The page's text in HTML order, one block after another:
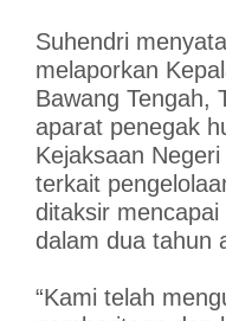
Suhendri
melaporkan
Bawang Tengah,
aparat penegak
Kejaksaan
terkait
ditaksir
dalam dua tahun
“Kami telah